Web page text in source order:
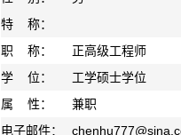
特 称：
职 称：
正高级工程师
学 位：
工学硕士学位
属 性：
兼职
电子邮件：
chenhu777@